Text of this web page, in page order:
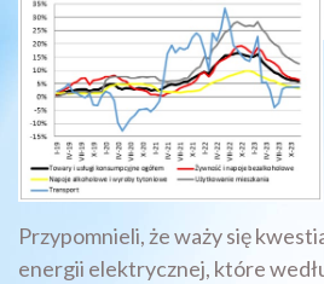
Przypomnieli, że waży się
energii elektrycznej, które